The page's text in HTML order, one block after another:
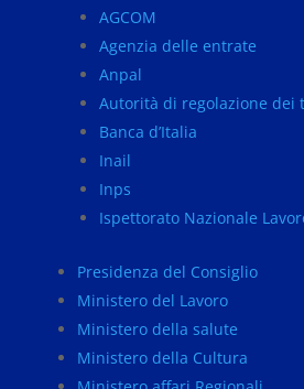
AGCOM
Agenzia delle entrate
Anpal
Autorità di regolazione dei
Banca d’Italia
Inail
Inps
Ispettorato Nazionale
Presidenza del Consiglio
Ministero del Lavoro
Ministero della salute
Ministero della Cultura